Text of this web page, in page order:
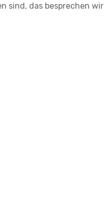
sind, das besprechen